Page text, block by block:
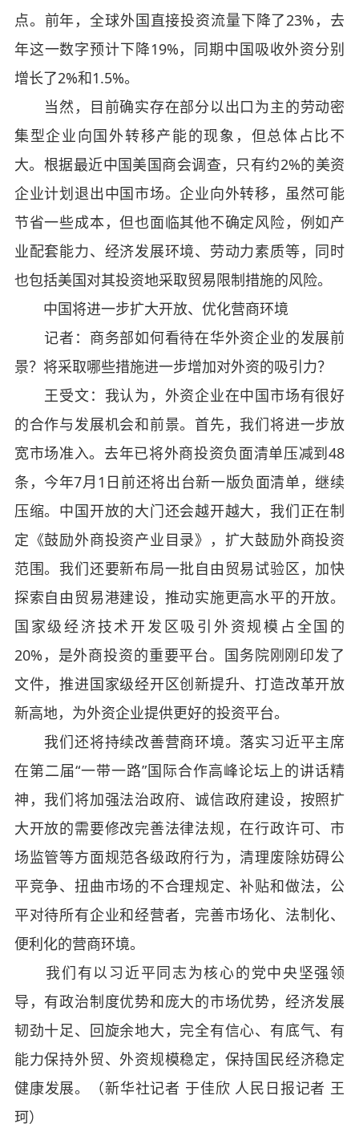
点。前年，全球外国直接投资流量下降了23%，去
年这一数字预计下降19%，同期中国吸收外资分别
增长了2%和1.5%。
当然，目前确实存在部分以出口为主的劳动密
集型企业向国外转移产能的现象，但总体占比不
大。根据最近中国美国商会调查，只有约2%的美资
企业计划退出中国市场。企业向外转移，虽然可能
节省一些成本，但也面临其他不确定风险，例如产
业配套能力、经济发展环境、劳动力素质等，同时
也包括美国对其投资地采取贸易限制措施的风险。
中国将进一步扩大开放、优化营商环境
记者：商务部如何看待在华外资企业的发展前
景？将采取哪些措施进一步增加对外资的吸引力？
王受文：我认为，外资企业在中国市场有很好
的合作与发展机会和前景。首先，我们将进一步放
宽市场准入。去年已将外商投资负面清单压减到48
条，今年7月1日前还将出台新一版负面清单，继续
压缩。中国开放的大门还会越开越大，我们正在制
定《鼓励外商投资产业目录》，扩大鼓励外商投资
范围。我们还要新布局一批自由贸易试验区，加快
探索自由贸易港建设，推动实施更高水平的开放。
国家级经济技术开发区吸引外资规模占全国的
20%，是外商投资的重要平台。国务院刚刚印发了
文件，推进国家级经开区创新提升、打造改革开放
新高地，为外资企业提供更好的投资平台。
我们还将持续改善营商环境。落实习近平主席
在第二届“一带一路”国际合作高峰论坛上的讲话精
神，我们将加强法治政府、诚信政府建设，按照扩
大开放的需要修改完善法律法规，在行政许可、市
场监管等方面规范各级政府行为，清理废除妨碍公
平竞争、扭曲市场的不合理规定、补贴和做法，公
平对待所有企业和经营者，完善市场化、法制化、
便利化的营商环境。
我们有以习近平同志为核心的党中央坚强领
导，有政治制度优势和庞大的市场优势，经济发展
韧劲十足、回旋余地大，完全有信心、有底气、有
能力保持外贸、外资规模稳定，保持国民经济稳定
健康发展。（新华社记者 于佳欣 人民日报记者 王
珂）